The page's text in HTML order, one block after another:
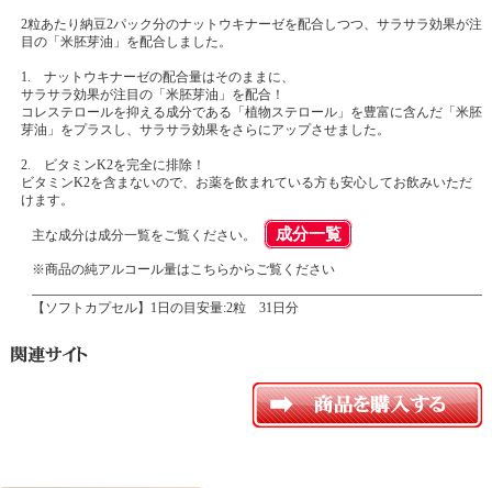
2粒あたり納豆2パック分のナットウキナーゼを配合しつつ、サラサラ効果が注
目の「米胚芽油」を配合しました。
1. ナットウキナーゼの配合量はそのままに、
サラサラ効果が注目の「米胚芽油」を配合！
コレステロールを抑える成分である「植物ステロール」を豊富に含んだ「米胚
芽油」をプラスし、サラサラ効果をさらにアップさせました。
2. ビタミンK2を完全に排除！
ビタミンK2を含まないので、お薬を飲まれている方も安心してお飲みいただ
けます。
主な成分は成分一覧をご覧ください。 成分一覧
※商品の純アルコール量はこちらからご覧ください
【ソフトカプセル】1日の目安量:2粒 31日分